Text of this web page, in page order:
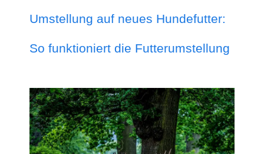
Umstellung auf neues Hundefutter:
So funktioniert die Futterumstellung